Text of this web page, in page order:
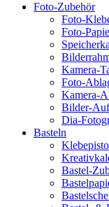
Foto-Zubehör
Foto-
Foto-
Kamera-
Foto-
Kamera-
Bilder-
Dia-
Basteln
Bastel-